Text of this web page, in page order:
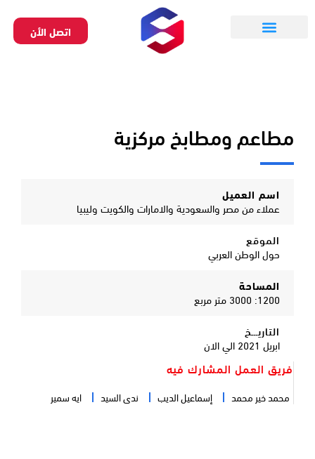
اتصل الأن
مطاعم ومطابخ مركزية
اسم العميل
عملاء من مصر والسعودية والامارات والكويت وليبيا
الموقع
حول الوطن العربي
المساحة
1200: 3000 متر مربع
التاريـــخ
ابريل 2021 الي الان
فريق العمل المشارك فيه
محمد خير محمد إسماعيل الديب ندى السيد ايه سمير